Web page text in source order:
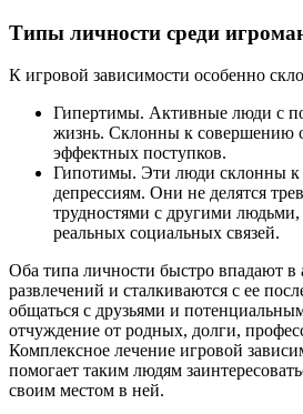
Типы личности среди
К игровой зависимости особенно
Гипертимы. Активные люди с
жизнь. Склонны к совершению
эффектных поступков.
Гипотимы. Эти люди склонны к
депрессиям. Они не делятся
трудностями с другими
реальных социальных связей.
Оба типа личности быстро впадают
развлечений и сталкиваются с ее
общаться с друзьями и
отчуждение от родных, долги,
Комплексное лечение игровой
помогает таким людям
своим местом в ней.